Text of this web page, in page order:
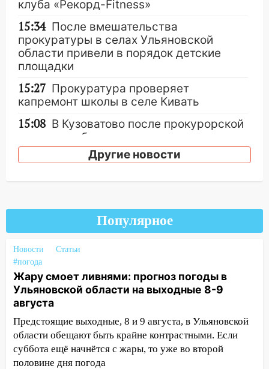
клуба «Рекорд-Fitness»
15:34 После вмешательства
прокуратуры в селах Ульяновской
области привели в порядок детские
площадки
15:27 Прокуратура проверяет
капремонт школы в селе Кивать
15:08 В Кузоватово после прокурорской
проверки обновили разметку на
пешеходных переходах
В Новом городе 8 августа пройдет
большой фестиваль «Наше время» с
мотофристайлом и концертом
«Мураками»
14:04
Жару смоет ливнями: прогноз
погоды в Ульяновской области на
выходные 8-9 августа
13:30 В Ульяновске транспортные
полицейские проведут акцию «Час
пассажира»
Другие новости
Популярное
Новости
Статьи
#погода
Жару смоет ливнями: прогноз погоды в
Ульяновской области на выходные 8-9
августа
Предстоящие выходные, 8 и 9 августа, в Ульяновской
области обещают быть крайне контрастными. Если
суббота ещё начнётся с жары, то уже во второй
половине дня погода